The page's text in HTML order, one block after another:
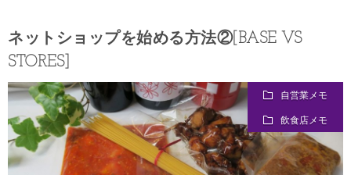
メ
業
モ
ソ
ン
生
メ
ぶ
ネットショップを始める方法②[BASE VS
STORES]
自営業メモ
飲食店メモ